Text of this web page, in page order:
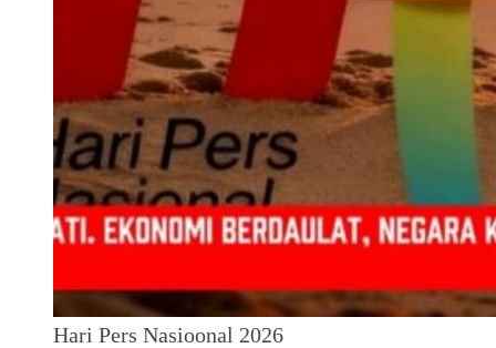
Hari Pers Nasioonal 2026